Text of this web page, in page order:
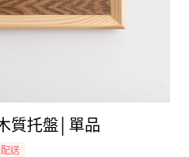
質托盤│單品
送